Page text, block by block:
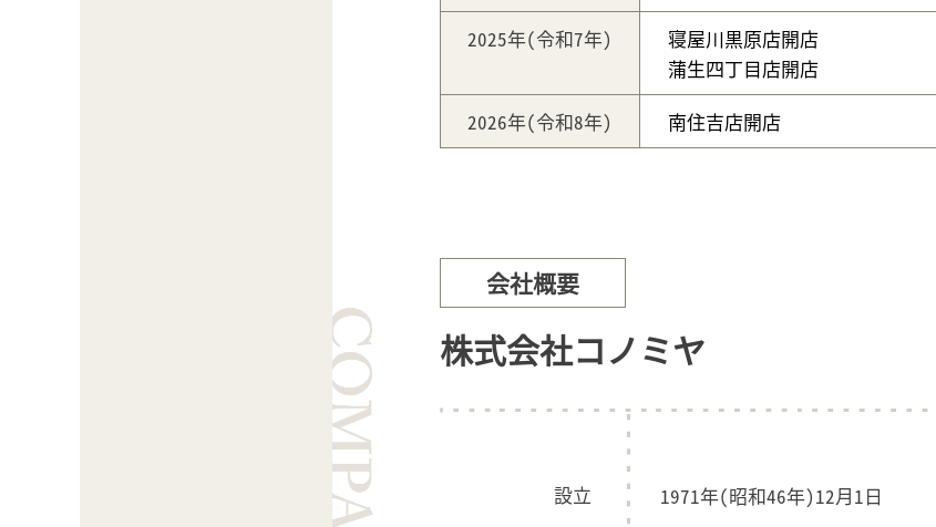
2025年(令和7年)
寝屋川黒原店開店
蒲生四丁目店開店
2026年(令和8年) 南住吉店開店
会社概要
株式会社コノミヤ
設立 1971年(昭和46年)12月1日